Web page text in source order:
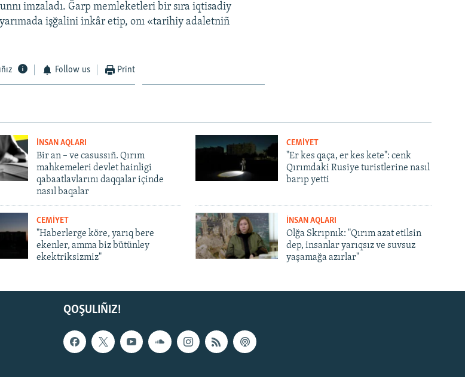
imzaladı. Ğarp memleketleri bir sıra iqtisadiy
işğalini inkâr etip, onı «tarihiy adaletniñ
Follow us Print
İNSAN AQLARI
Bir an – ve casussıñ. Qırım
mahkemeleri devlet hainligi
qabaatlavlarını daqqalar içinde
nasıl baqalar
CEMİYET
"Er kes qaça, er kes kete": cenk
Qırımdaki Rusiye turistlerine nasıl
barıp yetti
CEMİYET
"Haberlerge köre, yarıq bere
ekenler, amma biz bütünley
ekektriksizmiz"
İNSAN AQLARI
Olğa Skrıpnık: "Qırım azat etilsin
dep, insanlar yarıqsız ve suvsuz
yaşamağa azırlar"
QOŞULIÑIZ!